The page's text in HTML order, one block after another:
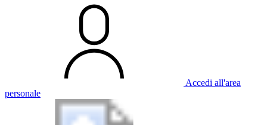
Accedi all'area
personale